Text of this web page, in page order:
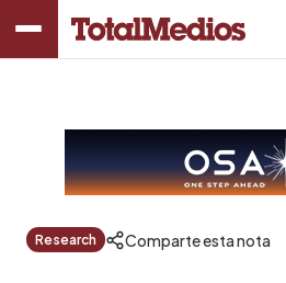
Research Comparte esta nota